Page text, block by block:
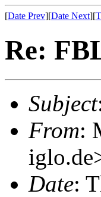
[Date Prev][Date Next][
Re:
Subject
From:
Date: